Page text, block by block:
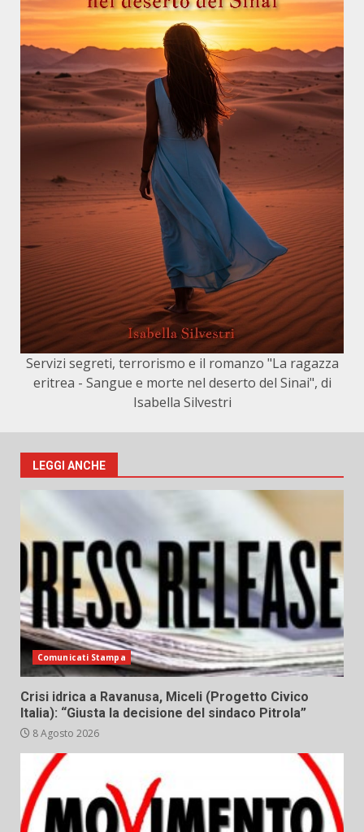
Servizi segreti, terrorismo e il romanzo "La ragazza
eritrea - Sangue e morte nel deserto del Sinai", di
Isabella Silvestri
LEGGI ANCHE
Comunicati Stampa
Crisi idrica a Ravanusa, Miceli (Progetto Civico
Italia): “Giusta la decisione del sindaco Pitrola”
8 Agosto 2026